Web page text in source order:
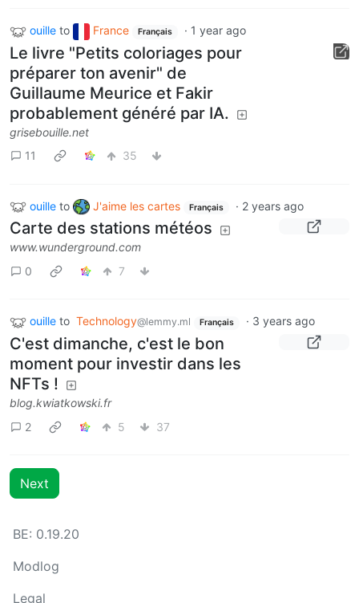
ouille to France Français · 1 year ago
Le livre "Petits coloriages pour
préparer ton avenir" de
Guillaume Meurice et Fakir
probablement généré par IA.
grisebouille.net
11
35
ouille to J'aime les cartes Français · 2 years ago
Carte des stations météos
www.wunderground.com
0
7
ouille to Technology@lemmy.ml Français · 3 years ago
C'est dimanche, c'est le bon
moment pour investir dans les
NFTs !
blog.kwiatkowski.fr
2
5 37
Next
BE: 0.19.20
Modlog
Legal